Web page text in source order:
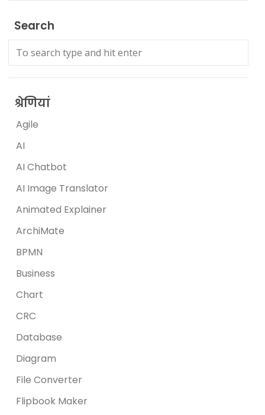
Search
श्रेणियां
Agile
AI
AI Chatbot
AI Image Translator
Animated Explainer
ArchiMate
BPMN
Business
Chart
CRC
Database
Diagram
File Converter
Flipbook Maker